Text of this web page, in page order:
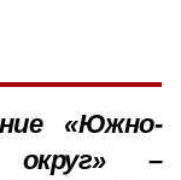
«Южно-
округ» –